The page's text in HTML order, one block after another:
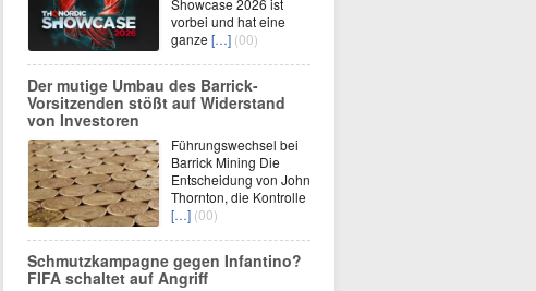
Showcase 2026 ist
vorbei und hat eine
ganze […] (00)
Der mutige Umbau des Barrick-
Vorsitzenden stößt auf Widerstand
von Investoren
Führungswechsel bei
Barrick Mining Die
Entscheidung von John
Thornton, die Kontrolle
[…] (00)
Schmutzkampagne gegen Infantino?
FIFA schaltet auf Angriff